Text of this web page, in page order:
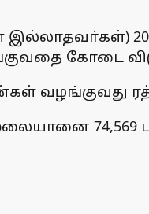
20
கோடை
வழங்குவது